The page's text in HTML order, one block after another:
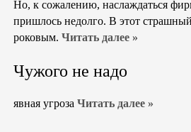
Но, к сожалению, наслаждаться
пришлось недолго. В этот
роковым. Читать далее »
Чужого не надо
явная угроза Читать далее »